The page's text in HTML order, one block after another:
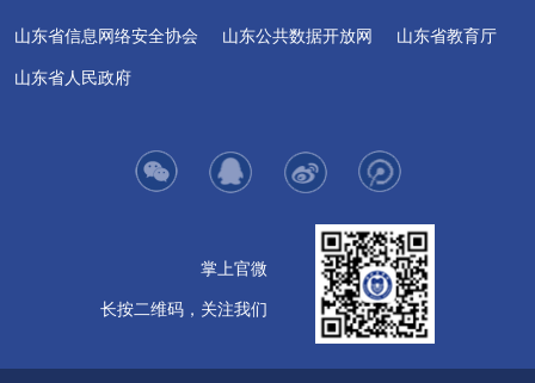
山东省信息网络安全协会 山东公共数据开放网 山东省教育厅
山东省人民政府
掌上官微
长按二维码，关注我们